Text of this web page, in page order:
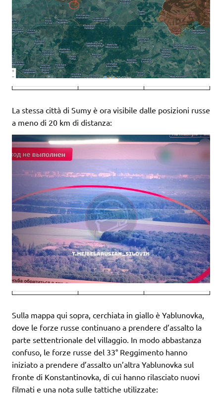
La stessa città di Sumy è ora visibile dalle posizioni russe
a meno di 20 km di distanza:
Sulla mappa qui sopra, cerchiata in giallo è Yablunovka,
dove le forze russe continuano a prendere d’assalto la
parte settentrionale del villaggio. In modo abbastanza
confuso, le forze russe del 33° Reggimento hanno
iniziato a prendere d’assalto un’altra Yablunovka sul
fronte di Konstantinovka, di cui hanno rilasciato nuovi
filmati e una nota sulle tattiche utilizzate: